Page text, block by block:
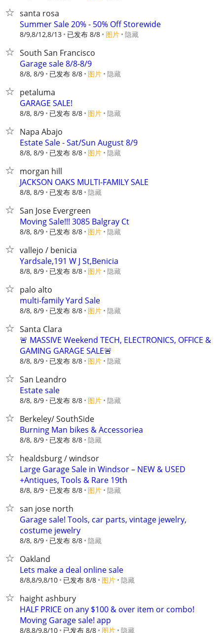
santa rosa
Summer Sale 20% - 50% Off Storewide
8/9,8/12,8/13 已发布 8/8 图片 隐藏
South San Francisco
Garage sale 8/8-8/9
8/8, 8/9 已发布 8/8 图片 隐藏
petaluma
GARAGE SALE!
8/8, 8/9 已发布 8/8 图片 隐藏
Napa Abajo
Estate Sale - Sat/Sun August 8/9
8/8, 8/9 已发布 8/8 图片 隐藏
morgan hill
JACKSON OAKS MULTI-FAMILY SALE
8/8, 8/9 已发布 8/8 隐藏
San Jose Evergreen
Moving Sale!!! 3085 Balgray Ct
8/8, 8/9 已发布 8/8 图片 隐藏
vallejo / benicia
Yardsale,191 W J St,Benicia
8/8, 8/9 已发布 8/8 图片 隐藏
palo alto
multi-family Yard Sale
8/8, 8/9 已发布 8/8 图片 隐藏
Santa Clara
🚨 MASSIVE Weekend TECH, ELECTRONICS, OFFICE &
GAMING GARAGE SALE🚨
8/8, 8/9 已发布 8/8 图片 隐藏
San Leandro
Estate sale
8/8, 8/9 已发布 8/8 图片 隐藏
Berkeley/ SouthSide
Burning Man bikes & Accessoriea
8/8, 8/9 已发布 8/8 隐藏
healdsburg / windsor
Large Garage Sale in Windsor – NEW & USED
+Antiques, Tools & Rare 19th
8/8, 8/9 已发布 8/8 图片 隐藏
san jose north
Garage sale! Tools, car parts, vintage jewelry,
costume jewelry
8/8, 8/9 已发布 8/8 隐藏
Oakland
Lets make a deal online sale
8/8,8/9,8/10 已发布 8/8 图片 隐藏
haight ashbury
HALF PRICE on any $100 & over item or combo!
Moving Garage sale! app
8/8,8/9,8/10 已发布 8/8 图片 隐藏